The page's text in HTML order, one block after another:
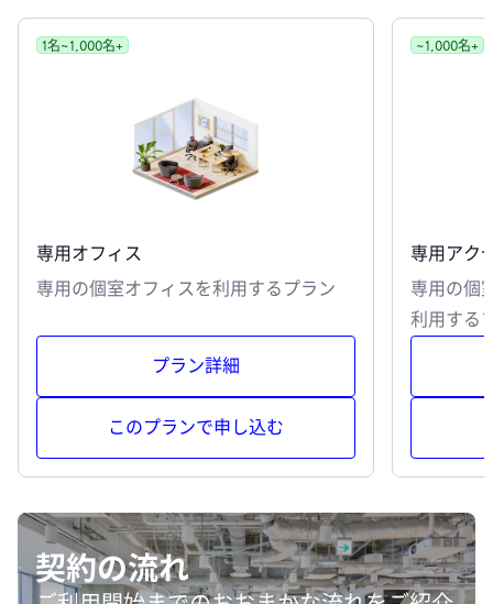
1名~1,000名+
専用オフィス
専用の個室オフィスを利用するプラン
プラン詳細
このプランで申し込む
~1,000名+
専用アク
専用の個
利用する
契約の流れ